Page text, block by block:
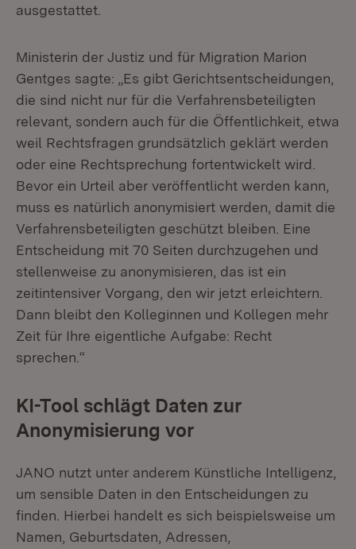
ausgestattet.
Ministerin der Justiz und für Migration Marion
Gentges sagte: „Es gibt Gerichtsentscheidungen,
die sind nicht nur für die Verfahrensbeteiligten
relevant, sondern auch für die Öffentlichkeit, etwa
weil Rechtsfragen grundsätzlich geklärt werden
oder eine Rechtsprechung fortentwickelt wird.
Bevor ein Urteil aber veröffentlicht werden kann,
muss es natürlich anonymisiert werden, damit die
Verfahrensbeteiligten geschützt bleiben. Eine
Entscheidung mit 70 Seiten durchzugehen und
stellenweise zu anonymisieren, das ist ein
zeitintensiver Vorgang, den wir jetzt erleichtern.
Dann bleibt den Kolleginnen und Kollegen mehr
Zeit für Ihre eigentliche Aufgabe: Recht
sprechen.“
KI-Tool schlägt Daten zur
Anonymisierung vor
JANO nutzt unter anderem Künstliche Intelligenz,
um sensible Daten in den Entscheidungen zu
finden. Hierbei handelt es sich beispielsweise um
Namen, Geburtsdaten, Adressen,